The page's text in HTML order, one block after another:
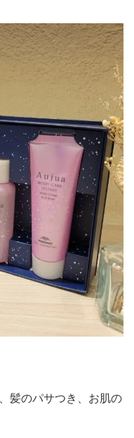
髪のパサつき、お肌の